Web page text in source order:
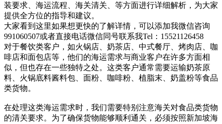
装要求、海运流程、海关清关、等方面进行详细解析，为大家
提供全方位的指导和建议。
大家看到这里如果想更快的了解详情，可以添加我微信咨询
991060507或者直接电话微信同号联系我Tel：15521126458
对于餐饮类客户，如火锅店、奶茶店、中式餐厅、烤肉店、咖
啡店和面包店等，他们的海运需求与商业客户在许多方面相
似，但也存在一些独特之处。这类客户通常需要运输奶茶原
料、火锅底料酱料包、面粉、咖啡粉、植脂末、奶盖粉等食品
类货物。
在处理这类海运需求时，我们需要特别注意海关对食品类货物
的清关要求。为了确保货物能够顺利通关，必须按照新加坡海